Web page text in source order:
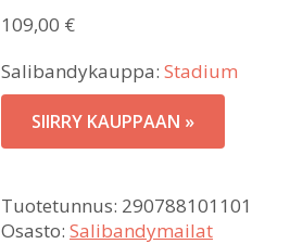
109,00 €
Salibandykauppa: Stadium
SIIRRY KAUPPAAN »
Tuotetunnus: 290788101101
Osasto: Salibandymailat